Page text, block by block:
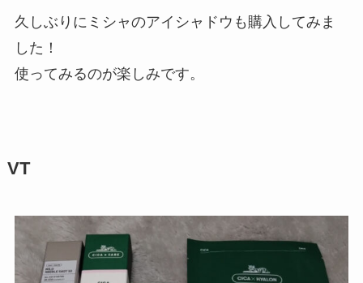
久しぶりにミシャのアイシャドウも購入してみま
した！
使ってみるのが楽しみです。
VT